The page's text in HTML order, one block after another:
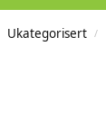
Ukategorisert /